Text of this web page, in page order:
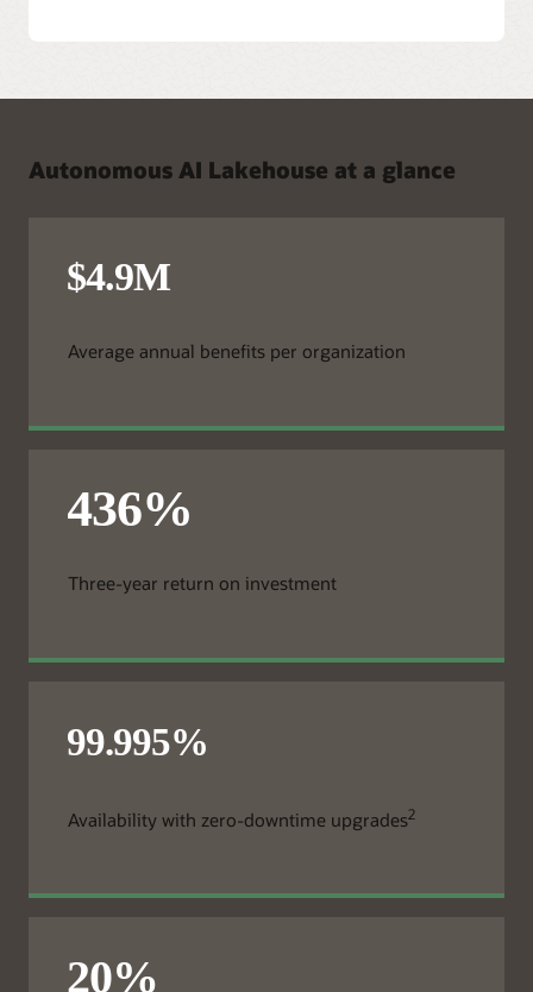
Autonomous AI Lakehouse at a glance
Average annual benefits per organization
Three-year return on investment
Availability with zero-downtime upgrades2